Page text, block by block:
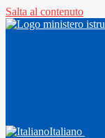
Salta al contenuto
Italiano